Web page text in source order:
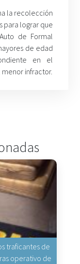
la recolección
para lograr que
de Formal
de edad
en el
infractor.
traficantes de
operativo de